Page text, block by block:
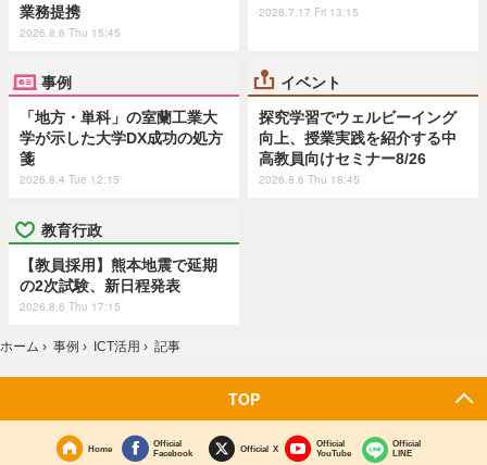
業務提携
2026.8.6 Thu 15:45
2026.7.17 Fri 13:15
事例
「地方・単科」の室蘭工業大
学が示した大学DX成功の処方
箋
2026.8.4 Tue 12:15
イベント
探究学習でウェルビーイング
向上、授業実践を紹介する中
高教員向けセミナー8/26
2026.8.6 Thu 18:45
教育行政
【教員採用】熊本地震で延期
の2次試験、新日程発表
2026.8.6 Thu 17:15
ホーム › 事例 › ICT活用 › 記事
TOP
Home
Official
Facebook
Official X
Official
YouTube
Official
LINE